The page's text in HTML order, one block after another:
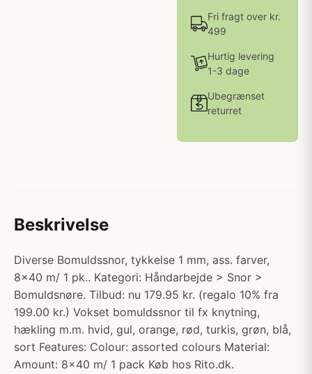
Fri fragt over kr.
499
Hurtig levering
1-3 dage
Ubegrænset
returret
Beskrivelse
Diverse Bomuldssnor, tykkelse 1 mm, ass. farver,
8x40 m/ 1 pk.. Kategori: Håndarbejde > Snor >
Bomuldsnøre. Tilbud: nu 179.95 kr. (regalo 10% fra
199.00 kr.) Vokset bomuldssnor til fx knytning,
hækling m.m. hvid, gul, orange, rød, turkis, grøn, blå,
sort Features: Colour: assorted colours Material:
Amount: 8x40 m/ 1 pack Køb hos Rito.dk.